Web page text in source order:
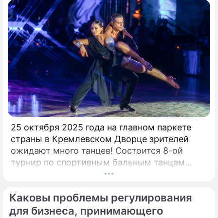
25 октября 2025 года на главном паркете
страны в Кремлевском Дворце зрителей
ожидают много танцев! Состоится 8-ой
турнир по спортивным бальным танцам
"Кубок Кремля – Гордость России!". Будет
европейской и латиноамериканской
программах среди любителей,
Каковы проблемы регулирования
для бизнеса, принимающего